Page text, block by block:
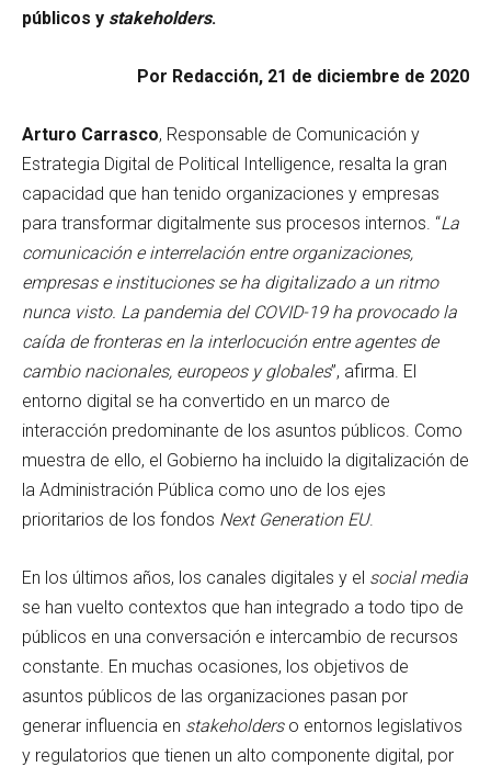
públicos y stakeholders.
Por Redacción, 21 de diciembre de 2020
Arturo Carrasco, Responsable de Comunicación y
Estrategia Digital de Political Intelligence, resalta la gran
capacidad que han tenido organizaciones y empresas
para transformar digitalmente sus procesos internos. “La
comunicación e interrelación entre organizaciones,
empresas e instituciones se ha digitalizado a un ritmo
nunca visto. La pandemia del COVID-19 ha provocado la
caída de fronteras en la interlocución entre agentes de
cambio nacionales, europeos y globales”, afirma. El
entorno digital se ha convertido en un marco de
interacción predominante de los asuntos públicos. Como
muestra de ello, el Gobierno ha incluido la digitalización de
la Administración Pública como uno de los ejes
prioritarios de los fondos Next Generation EU.
En los últimos años, los canales digitales y el social media
se han vuelto contextos que han integrado a todo tipo de
públicos en una conversación e intercambio de recursos
constante. En muchas ocasiones, los objetivos de
asuntos públicos de las organizaciones pasan por
generar influencia en stakeholderso entornos legislativos
y regulatorios que tienen un alto componente digital, por